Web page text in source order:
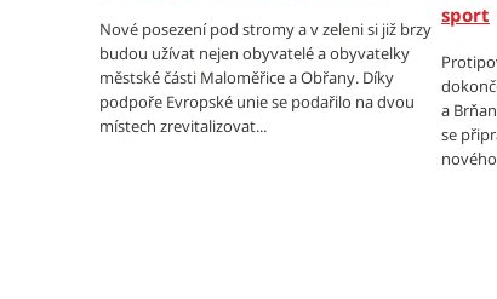
Nové posezení pod stromy a v zeleni si již brzy
budou užívat nejen obyvatelé a obyvatelky
městské části Maloměřice a Obřany. Díky
podpoře Evropské unie se podařilo na dvou
místech zrevitalizovat...
sport
a
se